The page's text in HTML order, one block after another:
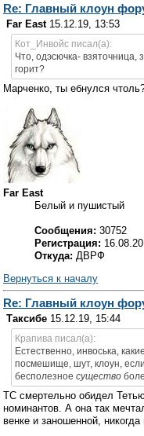
Re: Главный клоун
Far East15.12.19, 13:53
Кот_Инвойс писал(а):
Что, одэсючка- взяточница,
горит?
Марченко, ты ебнулся
Far East
Белый и пушистый
Сообщения: 30752
Регистрация:
Откуда: ДВРФ
Вернуться к началу
Re: Главный клоун
Таксибе 15.12.19, 15:44
Крапива писал(а):
Естественно, инвоська,
посмешище, шут, клоун,
бесполезное существо
ТС смертельно обидел
номинантов. А она так
венке и заношенной,